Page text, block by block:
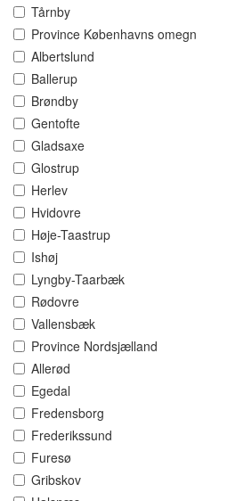
Tårnby
Province Københavns omegn
Albertslund
Ballerup
Brøndby
Gentofte
Gladsaxe
Glostrup
Herlev
Hvidovre
Høje-Taastrup
Ishøj
Lyngby-Taarbæk
Rødovre
Vallensbæk
Province Nordsjælland
Allerød
Egedal
Fredensborg
Frederikssund
Furesø
Gribskov